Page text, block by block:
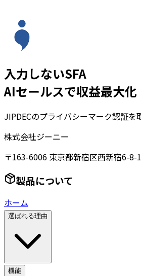
入力しないSFA
AIセールスで収益最大化
JIPDECのプライバシーマーク認証
株式会社ジーニー
〒163-6006 東京都新宿区西新宿6-
製品について
ホーム
選ばれる理由
機能